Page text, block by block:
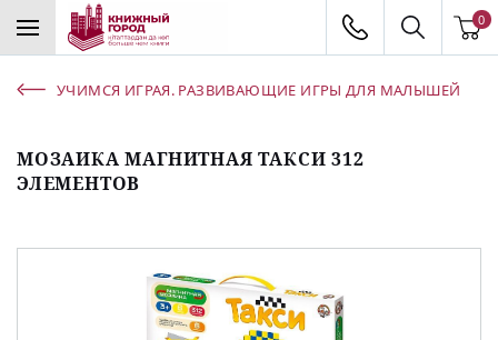
0
УЧИМСЯ ИГРАЯ. РАЗВИВАЮЩИЕ ИГРЫ ДЛЯ МАЛЫШЕЙ
МОЗАИКА МАГНИТНАЯ ТАКСИ 312
ЭЛЕМЕНТОВ